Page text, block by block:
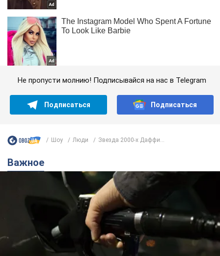
Не пропусти молнию! Подписывайся на нас в Telegram
Подписаться Подписаться
Шоу Люди Звезда 2000-х Даффи...
Важное